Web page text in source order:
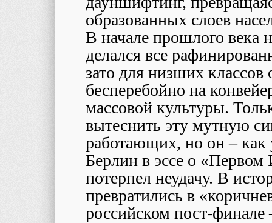
образованных слоев
В начале прошлого века
делался все
зато для низших классов
бесперебойно на
массовой культуры.
вытеснить эту мутную
работающих, но он – как
Берлин в эссе о «Первом
потерпел неудачу. В
превратились в
российском пост-